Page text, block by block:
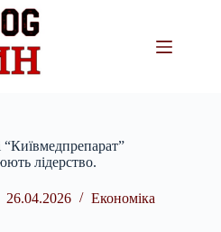
лідерство.
26.04.2026 Економіка